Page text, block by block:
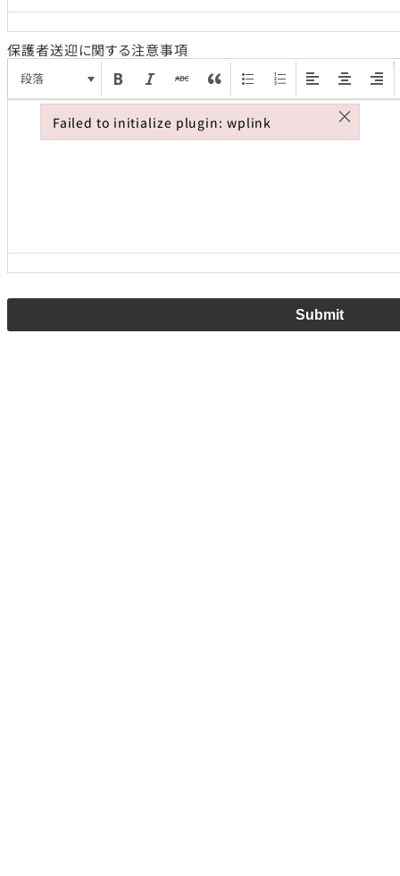
保護者送迎に関する注意事項
段落
Submit
Failed to initialize plugin: wplink ×
Failed to initialize plugin: wplink